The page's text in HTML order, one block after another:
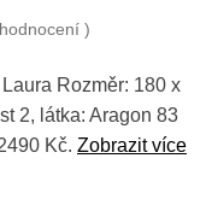
hodnocení )
Rozměr: 180 x
2, látka: Aragon 83
Kč. Zobrazit více